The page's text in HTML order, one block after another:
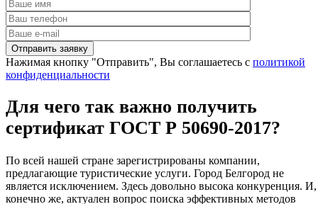
Нажимая кнопку "Отправить", Вы соглашаетесь с политикой
конфиденциальности
Для чего так важно получить
сертификат ГОСТ Р 50690-2017?
По всей нашей стране зарегистрированы компании,
предлагающие туристические услуги. Город Белгород не
является исключением. Здесь довольно высока конкуренция. И,
конечно же, актуален вопрос поиска эффективных методов